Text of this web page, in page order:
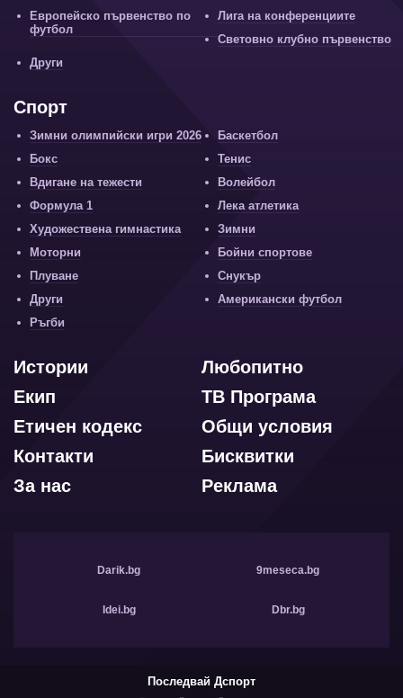
Европейско първенство по
футбол
Лига на конференциите
Световно клубно първенство
Други
Спорт
Зимни олимпийски игри 2026
Баскетбол
Бокс
Тенис
Вдигане на тежести
Волейбол
Формула 1
Лека атлетика
Художествена гимнастика
Зимни
Моторни
Бойни спортове
Плуване
Снукър
Други
Американски футбол
Ръгби
Любопитно
Истории
ТВ Програма
Екип
Общи условия
Етичен кодекс
Бисквитки
Контакти
Реклама
За нас
Darik.bg 9meseca.bg
Idei.bg Dbr.bg
Последвай Дспорт